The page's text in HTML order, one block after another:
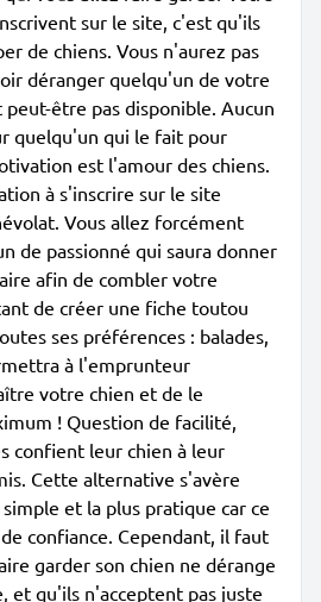
sur le site, c'est qu'ils
de chiens. Vous n'aurez pas
déranger quelqu'un de votre
être pas disponible. Aucun
quelqu'un qui le fait pour
est l'amour des chiens.
à s'inscrire sur le site
Vous allez forcément
de passionné qui saura donner
afin de combler votre
de créer une fiche toutou
ses préférences : balades,
à l'emprunteur
votre chien et de le
! Question de facilité,
confient leur chien à leur
Cette alternative s'avère
et la plus pratique car ce
confiance. Cependant, il faut
garder son chien ne dérange
et qu'ils n'acceptent pas juste